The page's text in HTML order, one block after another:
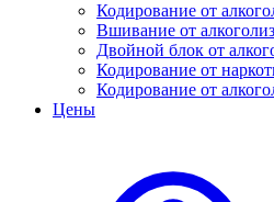
Кодирование от
Вшивание от
Двойной блок от
Кодирование от
Кодирование от
Цены